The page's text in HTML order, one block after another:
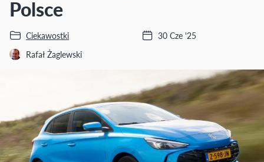
Polsce
Ciekawostki
Rafał Żaglewski
30 Cze '25